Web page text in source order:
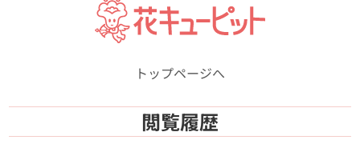
トップページへ
閲覧履歴